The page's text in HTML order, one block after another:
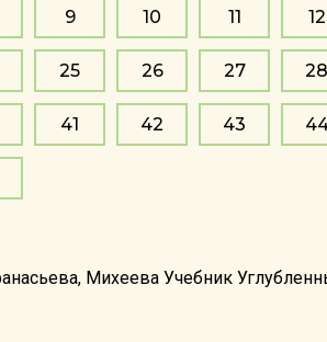
9 10 11 12
25 26 27 28
41 42 43
Михеева Учебник